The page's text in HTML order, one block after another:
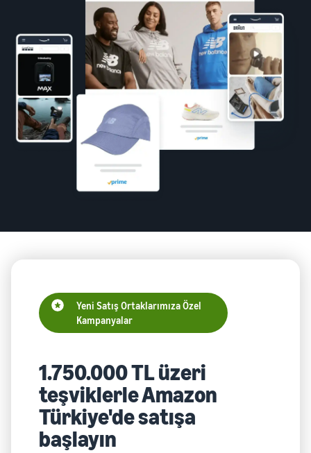
Yeni Satış Ortaklarımıza Özel
Kampanyalar
1.750.000 TL üzeri
teşviklerle Amazon
Türkiye'de satışa
başlayın